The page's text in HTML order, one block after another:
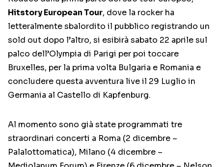
Hitstory European Tour, dove la rocker ha
letteralmente sbalordito il pubblico registrando un
sold out dopo l’altro, si esibirà sabato 22 aprile sul
palco dell’Olympia di Parigi per poi toccare
Bruxelles, per la prima volta Bulgaria e Romania e
concludere questa avventura live il 29 Luglio in
Germania al Castello di Kapfenburg.
Al momento sono già state programmati tre
straordinari concerti a Roma (2 dicembre –
Palalottomatica), Milano (4 dicembre –